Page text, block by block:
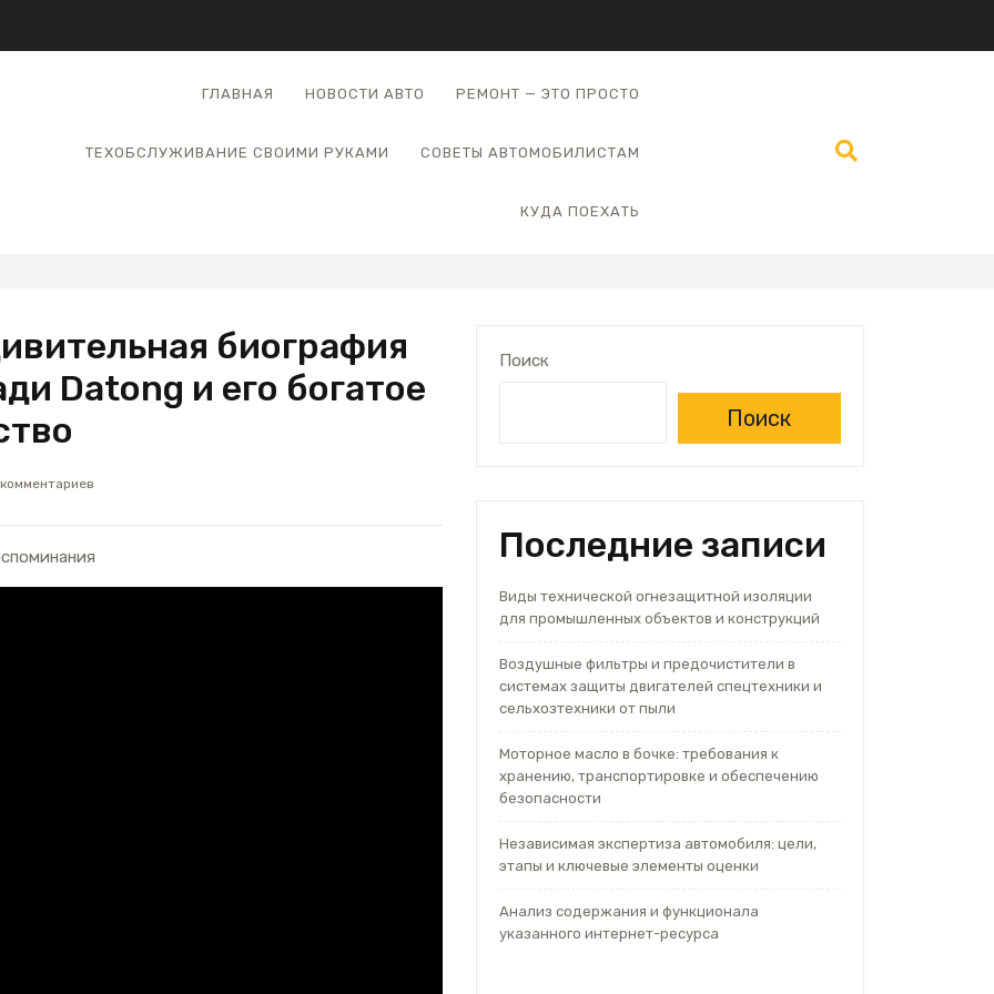
ГЛАВНАЯ НОВОСТИ АВТО РЕМОНТ — ЭТО ПРОСТО
ТЕХОБСЛУЖИВАНИЕ СВОИМИ РУКАМИ СОВЕТЫ АВТОМОБИЛИСТАМ
КУДА ПОЕХАТЬ
биография
Datong и его богатое
Поиск
Поиск
Последние записи
Виды технической огнезащитной изоляции
для промышленных объектов и конструкций
Воздушные фильтры и предочистители в
системах защиты двигателей спецтехники и
сельхозтехники от пыли
Моторное масло в бочке: требования к
хранению, транспортировке и обеспечению
безопасности
Независимая экспертиза автомобиля: цели,
этапы и ключевые элементы оценки
Анализ содержания и функционала
указанного интернет-ресурса